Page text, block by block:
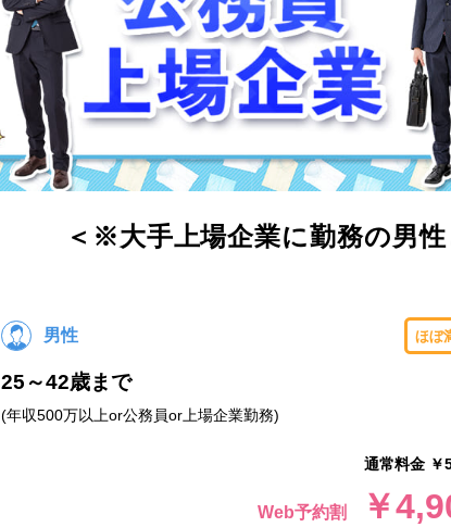
＜※大手上場企業に勤務の男
男性 ほぼ
25～42歳まで
(年収500万以上or公務員or上場企業勤務)
通常料金 ￥
Web予約割 ￥